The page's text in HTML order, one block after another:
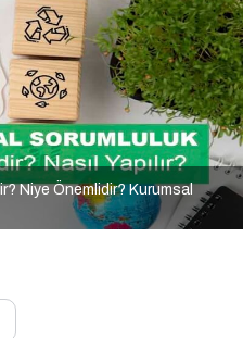
Niye Önemlidir? Kurumsal